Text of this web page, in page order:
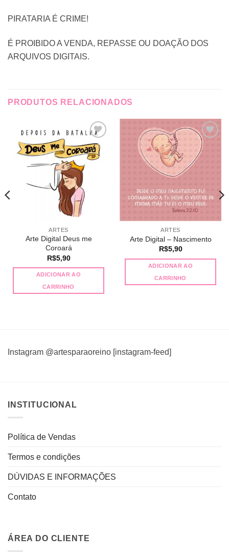
PIRATARIA É CRIME!
É PROIBIDO A VENDA, REPASSE OU DOAÇÃO DOS
ARQUIVOS DIGITAIS.
PRODUTOS RELACIONADOS
Adicionar
a lista de
desejos
ARTES
Arte Digital Deus me
Coroará
R$5,90
ADICIONAR AO
CARRINHO
Adicionar
a lista de
desejos
ARTES
Arte Digital – Nascimento
R$5,90
ADICIONAR AO
CARRINHO
Instagram @artesparaoreino [instagram-feed]
INSTITUCIONAL
Política de Vendas
Termos e condições
DÚVIDAS E INFORMAÇÕES
Contato
ÁREA DO CLIENTE